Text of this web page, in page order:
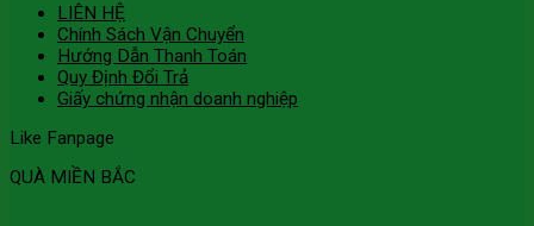
LIÊN HỆ
Chính Sách Vận Chuyển
Hướng Dẫn Thanh Toán
Quy Định Đổi Trả
Giấy chứng nhận doanh nghiệp
Like Fanpage
QUÀ MIỀN BẮC